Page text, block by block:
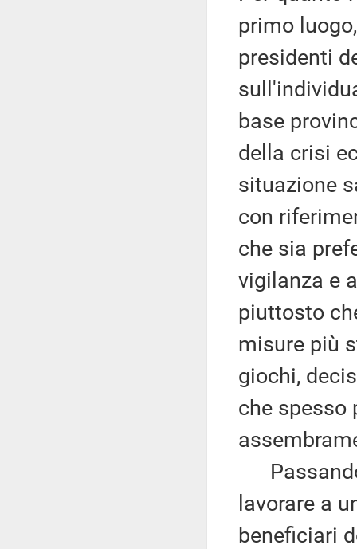
primo
presidenti
base
della crisi
situazione
con
che sia
vigilanza e
piuttosto
misure più
giochi,
che spesso
lavorare a
beneficiari